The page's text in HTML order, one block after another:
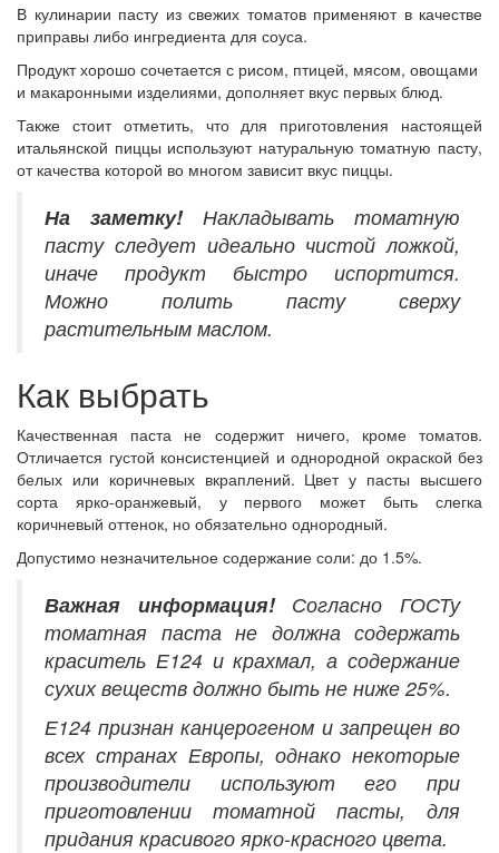
В кулинарии пасту из свежих томатов применяют в качестве
приправы либо ингредиента для соуса.
Продукт хорошо сочетается с рисом, птицей, мясом, овощами
и макаронными изделиями, дополняет вкус первых блюд.
Также стоит отметить, что для приготовления настоящей
итальянской пиццы используют натуральную томатную пасту,
от качества которой во многом зависит вкус пиццы.
На заметку!Накладывать томатную
пасту следует идеально чистой ложкой,
иначе продукт быстро испортится.
Можно полить пасту сверху
растительным маслом.
Как выбрать
Качественная паста не содержит ничего, кроме томатов.
Отличается густой консистенцией и однородной окраской без
белых или коричневых вкраплений. Цвет у пасты высшего
сорта ярко-оранжевый, у первого может быть слегка
коричневый оттенок, но обязательно однородный.
Допустимо незначительное содержание соли: до 1.5%.
Важная информация!Согласно ГОСТу
томатная паста не должна содержать
краситель Е124 и крахмал, а содержание
сухих веществ должно быть не ниже 25%.
Е124 признан канцерогеном и запрещен во
всех странах Европы, однако некоторые
производители используют его при
приготовлении томатной пасты, для
придания красивого ярко-красного цвета.